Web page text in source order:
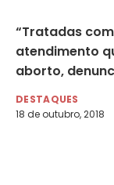
“Tratadas
atendimento
aborto,
DESTAQUES
18 de outubro, 2018